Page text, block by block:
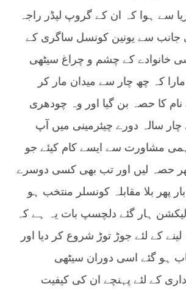
سے ہوا کہ ان کے گروپ لیڈر راجہ
جانب سے یونین کونسل ساگری کے
خانوادے کے چشم و چراغ سیٹھی
کہ چھ چار سے میدان مار کر
کا حصہ بن گیا اور وہ چودھری
چار سالہ دورے چیئرمینی میں آپ
مشاورت سے ایسے کام کیئے جو
پھر حصہ لیں اور تب بھی کسی دوسرے
پھر بلا مقابلہ کونسلر منتخب ہو
ہار گئے دلچسپ بات یہ ہے کہ
کے لئے جوڑ توڑ شروع کر دیا اور
ہو گئے اسی دوران سیٹھی
کے لئے پہنچے ان کی کیفیت